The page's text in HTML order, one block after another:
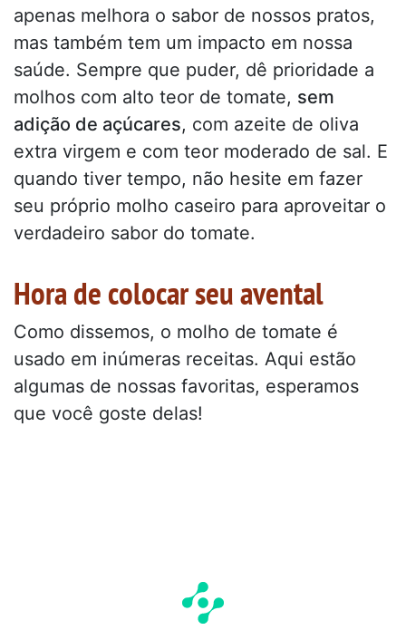
apenas melhora o sabor de nossos pratos,
mas também tem um impacto em nossa
saúde. Sempre que puder, dê prioridade a
molhos com alto teor de tomate, sem
adição de açúcares, com azeite de oliva
extra virgem e com teor moderado de sal. E
quando tiver tempo, não hesite em fazer
seu próprio molho caseiro para aproveitar o
verdadeiro sabor do tomate.
Hora de colocar seu avental
Como dissemos, o molho de tomate é
usado em inúmeras receitas. Aqui estão
algumas de nossas favoritas, esperamos
que você goste delas!